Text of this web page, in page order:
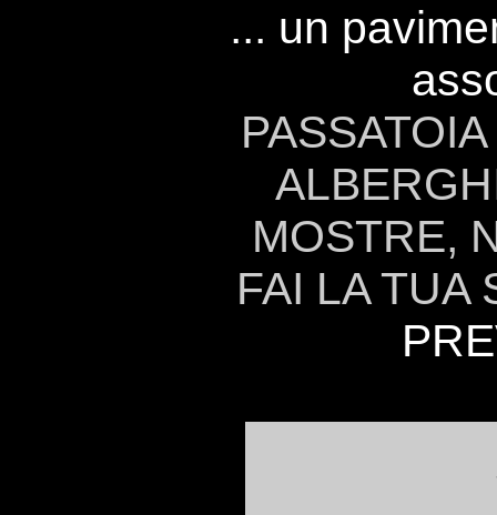
... un
MOSTRE,
FAI LA TUA